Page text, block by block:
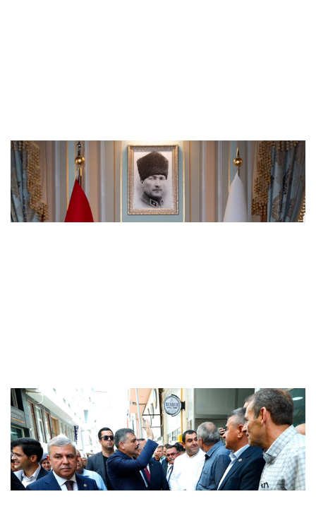
İstanbul Valisi Gül, 111. dönem kaymakam
adaylarıyla buluştu
Çiftçi: Sinop’ta hizmete aldığımız her eser
Türkiye Yüzyılı vizyonunun sahadaki
karşılığı